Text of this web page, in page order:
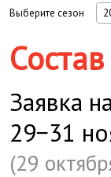
Выберите сезон
Состав
Заявка
29−31
(29